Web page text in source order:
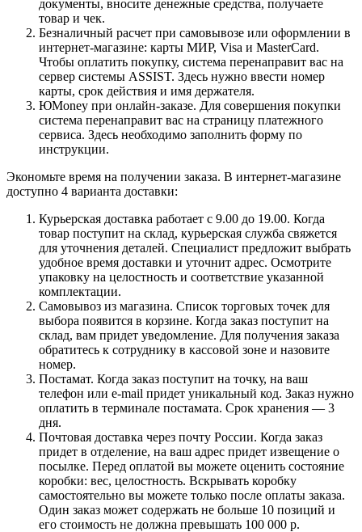
документы, вносите денежные средства, получаете
товар и чек.
Безналичный расчет при самовывозе или оформлении в
интернет-магазине: карты МИР, Visa и MasterCard.
Чтобы оплатить покупку, система перенаправит вас на
сервер системы ASSIST. Здесь нужно ввести номер
карты, срок действия и имя держателя.
ЮMoney при онлайн-заказе. Для совершения покупки
система перенаправит вас на страницу платежного
сервиса. Здесь необходимо заполнить форму по
инструкции.
Экономьте время на получении заказа. В интернет-магазине
доступно 4 варианта доставки:
Курьерская доставка работает с 9.00 до 19.00. Когда
товар поступит на склад, курьерская служба свяжется
для уточнения деталей. Специалист предложит выбрать
удобное время доставки и уточнит адрес. Осмотрите
упаковку на целостность и соответствие указанной
комплектации.
Самовывоз из магазина. Список торговых точек для
выбора появится в корзине. Когда заказ поступит на
склад, вам придет уведомление. Для получения заказа
обратитесь к сотруднику в кассовой зоне и назовите
номер.
Постамат. Когда заказ поступит на точку, на ваш
телефон или e-mail придет уникальный код. Заказ нужно
оплатить в терминале постамата. Срок хранения — 3
дня.
Почтовая доставка через почту России. Когда заказ
придет в отделение, на ваш адрес придет извещение о
посылке. Перед оплатой вы можете оценить состояние
коробки: вес, целостность. Вскрывать коробку
самостоятельно вы можете только после оплаты заказа.
Один заказ может содержать не больше 10 позиций и
его стоимость не должна превышать 100 000 р.